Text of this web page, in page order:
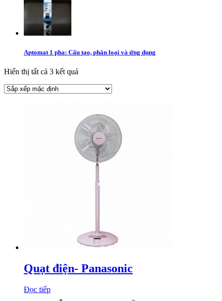
Aptomat 1 pha: Cấu tạo, phân loại và ứng dụng
Hiển thị tất cả 3 kết quả
Quạt điện- Panasonic
Đọc tiếp